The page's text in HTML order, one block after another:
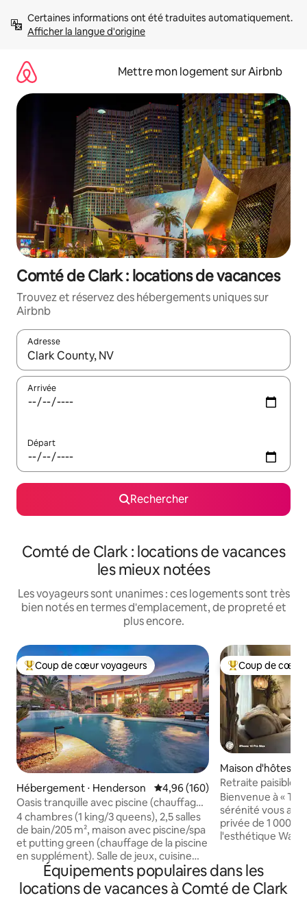
directement
Afficher la langue d'origine
Mettre mon logement sur Airbnb
Comté de Clark : locations de vacances
Trouvez et réservez des hébergements uniques sur
Airbnb
Adresse
Lorsque les résultats s'affichent, utilisez les flèches vers le
Arrivée
Départ
Rechercher
Comté de Clark : locations de vacances
les mieux notées
Les voyageurs sont unanimes : ces logements sont très
bien notés en termes d'emplacement, de propreté et
plus encore.
Coups de cœur voyageurs les plus appréciés
Coup de cœur voyageurs
Hébergement ⋅ Henderson Évaluation moyenne sur la
4,96 (160)
Oasis tranquille avec piscine (chauffage
en supplément) spa/mini-golf.
4 chambres (1 king/3 queens), 2,5 salles
de bain/205 m², maison avec piscine/spa
et putting green (chauffage de la piscine
en supplément). Salle de jeux, cuisine
bien approvisionnée, salon avec
télévision intelligente de 60 pouces,
belle piscine chauffée et spa relaxant. La
Coups de cœur
Coup de cœur
Maison d'hôtes ⋅
Retraite paisible
de 93 m²
Bienvenue à «
sérénité vous
privée de 1 000 pieds
l'esthétique
textures naturelles. • Grande
500 pieds carrés.
1 lit simple + 1 lit
Équipements populaires dans les
locations de vacances à Comté de Clark